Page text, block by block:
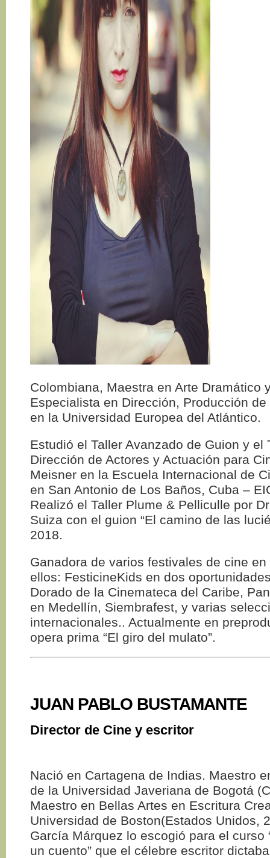
Colombiana, Maestra en Arte Dramático
Especialista en Dirección, Producción
en la Universidad Europea del Atlántico.
Estudió el Taller Avanzado de Guion y el
Dirección de Actores y Actuación para
Meisner en la Escuela Internacional de
en San Antonio de Los Baños, Cuba –
Realizó el Taller Plume & Pelliculle por
Suiza con el guion “El camino de las
2018.
Ganadora de varios festivales de cine
ellos: FesticineKids en dos
Dorado de la Cinemateca del Caribe,
en Medellín, Siembrafest, y varias
internacionales.. Actualmente en
opera prima “El giro del mulato”.
JUAN PABLO BUSTAMANTE
Director de Cine y escritor
Nació en Cartagena de Indias. Maestro
de la Universidad Javeriana de Bogotá
Maestro en Bellas Artes en Escritura
Universidad de Boston(Estados Unidos,
García Márquez lo escogió para el curso
un cuento” que el célebre escritor